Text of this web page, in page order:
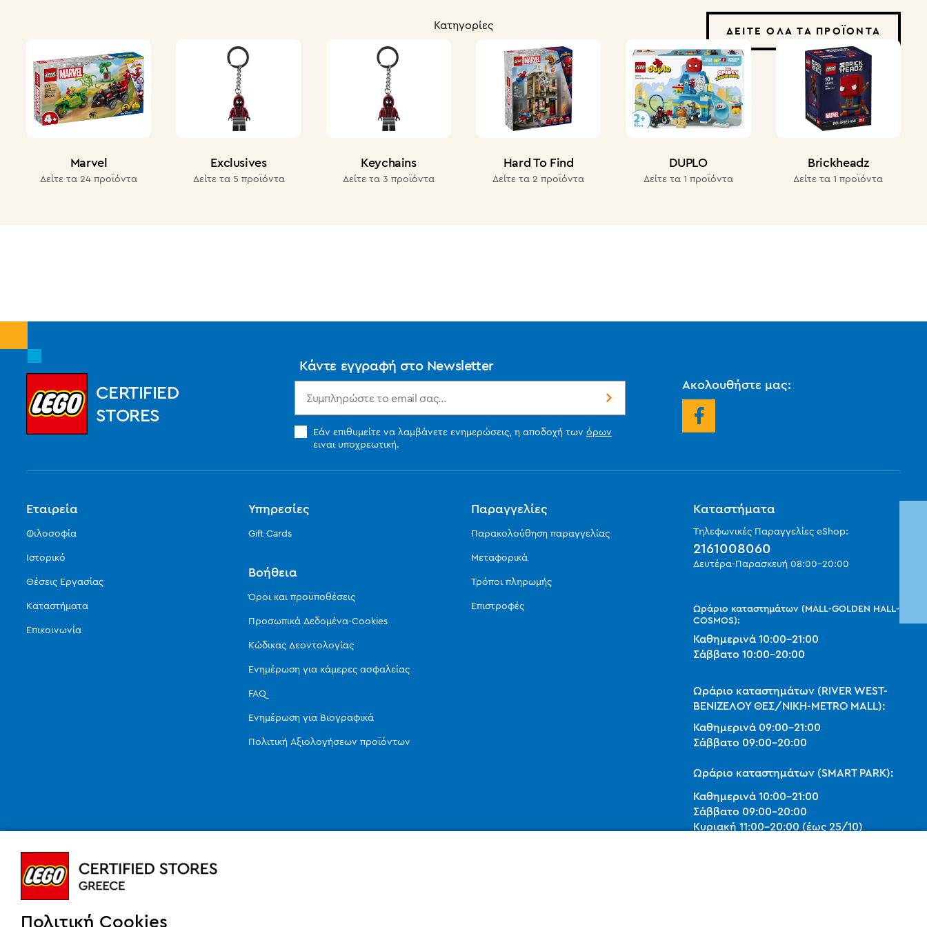
Κατηγορίες ΔΕΊΤΕ ΌΛΑ ΤΑ ΠΡΟΪΌΝΤΑ
Marvel
Δείτε τα 24 προϊόντα
Exclusives
Δείτε τα 5 προϊόντα
Keychains
Δείτε τα 3 προϊόντα
Hard To Find
Δείτε τα 2 προϊόντα
DUPLO
Δείτε τα 1 προϊόντα
Brickheadz
Δείτε τα 1 προϊόντα
CERTIFIED
STORES
Κάντε εγγραφή στο Newsletter
Εάν επιθυμείτε να λαμβάνετε ενημερώσεις, η αποδοχή των όρων
ειναι υποχρεωτική.
Ακολουθήστε μας:
Εταιρεία
Φιλοσοφία
Ιστορικό
Θέσεις Εργασίας
Καταστήματα
Επικοινωνία
Υπηρεσίες
Gift Cards
Βοήθεια
Όροι και προϋποθέσεις
Προσωπικά Δεδομένα-Cookies
Κώδικας Δεοντολογίας
Ενημέρωση για κάμερες ασφαλείας
FAQ
Ενημέρωση για Βιογραφικά
Πολιτική Αξιολογήσεων προϊόντων
Παραγγελίες
Παρακολούθηση παραγγελίας
Μεταφορικά
Τρόποι πληρωμής
Επιστροφές
Καταστήματα
Τηλεφωνικές Παραγγελίες eShop:
2161008060
Δευτέρα-Παρασκευή 08:00-20:00
Ωράριο καταστημάτων (MALL-GOLDEN HALL-
COSMOS):
Καθημερινά 10:00-21:00
Σάββατο 10:00-20:00
Ωράριο καταστημάτων (RIVER WEST-
ΒΕΝΙΖΕΛΟΥ ΘΕΣ/ΝΙΚΗ-METRO MALL):
Καθημερινά09:00-21:00
Σάββατο 09:00-20:00
Ωράριο καταστημάτων (SMART PARK):
Καθημερινά10:00-21:00
Σάββατο 09:00-20:00
Κυριακή 11:00-20:00 (έως 25/10)
Πολιτική Cookies